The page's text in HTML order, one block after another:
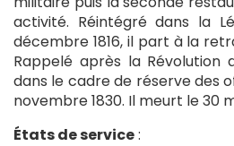
activité. Réintégré dans la
décembre 1816, il part à la
Rappelé après la Révolution
dans le cadre de réserve des
novembre 1830. Il meurt le 30
États de service: